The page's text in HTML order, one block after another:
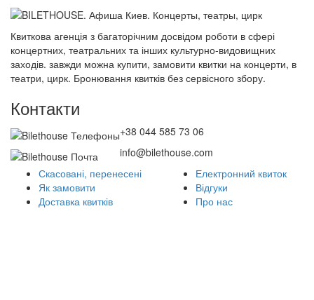
Квиткова агенція з багаторічним досвідом роботи в сфері
концертних, театральних та інших культурно-видовищних
заходів. завжди можна купити, замовити квитки на концерти, в
театри, цирк. Бронювання квитків без сервісного збору.
Контакти
+38 044 585 73 06
info@bilethouse.com
Скасовані, перенесені
Як замовити
Доставка квитків
Електронний квиток
Відгуки
Про нас